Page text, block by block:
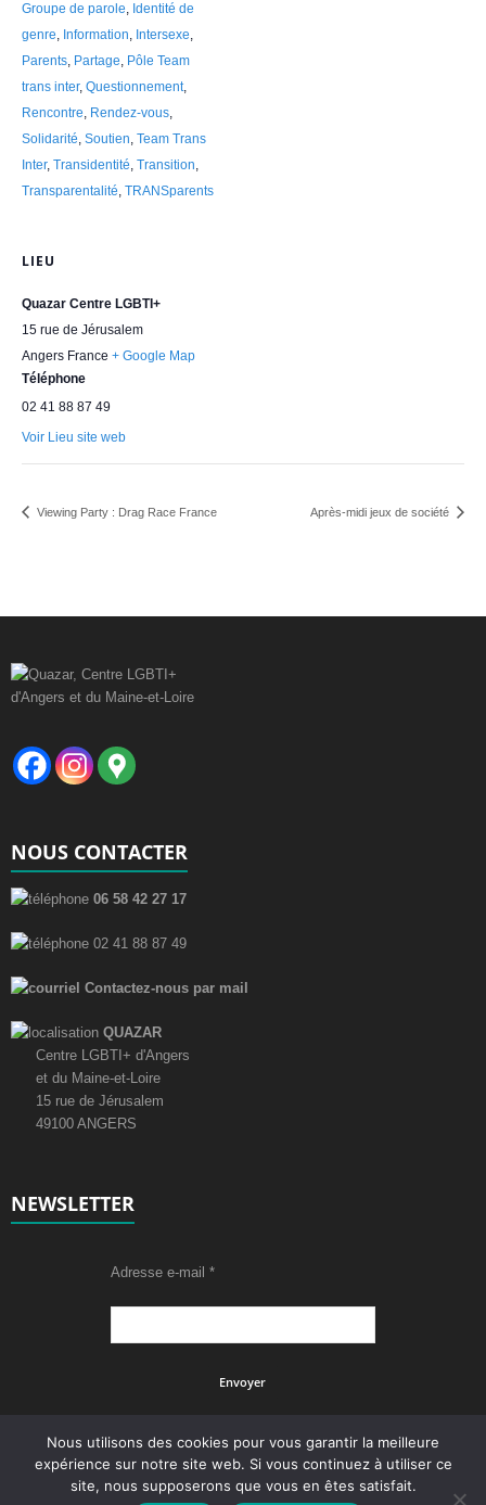
Groupe de parole, Identité de
genre, Information, Intersexe,
Parents, Partage, Pôle Team
trans inter, Questionnement,
Rencontre, Rendez-vous,
Solidarité, Soutien, Team Trans
Inter, Transidentité, Transition,
Transparentalité, TRANSparents
LIEU
Quazar Centre LGBTI+
15 rue de Jérusalem
Angers France + Google Map
Téléphone
02 41 88 87 49
Voir Lieu site web
Viewing Party : Drag Race France Après-midi jeux de société
NOUS CONTACTER
06 58 42 27 17
02 41 88 87 49
Contactez-nous par mail
QUAZAR
Centre LGBTI+ d'Angers
et du Maine-et-Loire
15 rue de Jérusalem
49100 ANGERS
NEWSLETTER
Adresse e-mail *
Nous utilisons des cookies pour vous garantir la meilleure
expérience sur notre site web. Si vous continuez à utiliser ce
site, nous supposerons que vous en êtes satisfait.